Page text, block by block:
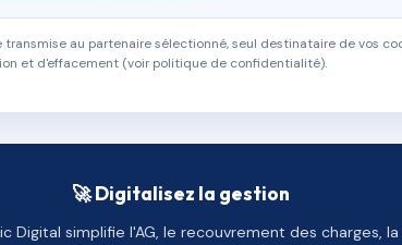
transmise au partenaire sélectionné, seul destinataire de vos
et d'effacement (voir politique de confidentialité).
🚀 Digitalisez la gestion
Digital simplifie l'AG, le recouvrement des charges, la